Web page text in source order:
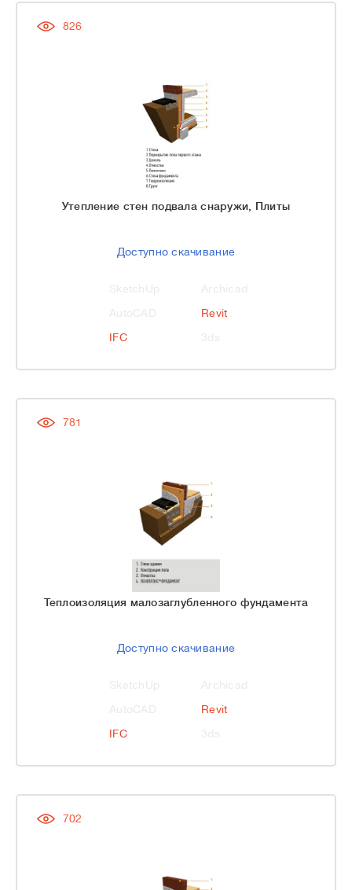
826
Утепление стен подвала снаружи, Плиты
Доступно скачивание
Revit
IFC
781
Теплоизоляция малозаглубленного фундамента
Доступно скачивание
Revit
IFC
702